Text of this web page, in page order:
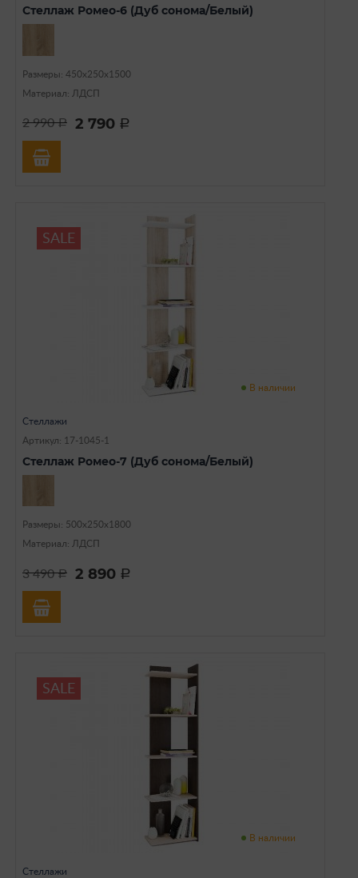
Стеллаж Ромео-6 (Дуб сонома/Белый)
Размеры: 450х250х1500
Материал: ЛДСП
2 990a 2 790 a
SALE
В наличии
Стеллажи
Артикул: 17-1045-1
Стеллаж Ромео-7 (Дуб сонома/Белый)
Размеры: 500х250х1800
Материал: ЛДСП
3 490a 2 890 a
SALE
В наличии
Стеллажи